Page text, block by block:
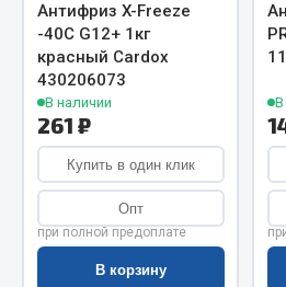
Патрубки
Прокладки
Рукава высокого давления
Показать ещё
Весь раздел
Автомобильная
Антифриз X-Freeze
-40С G12+ 1кг
красный Cardox
430206073
В наличии
261 ₽
Купить в один клик
Опт
при полной предоплате
В корзину
В